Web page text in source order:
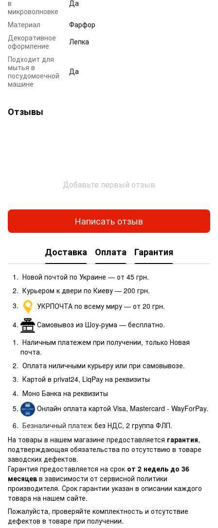
в
микроволновке
Да
Материал
Фарфор
Декоративное
оформление
Лепка
Подходит для
мытья в
посудомоечной
машине
Да
Отзывы
Добавьте первый отзыв
Написать отзыв
Доставка Оплата Гарантия
Новой почтой по Украине — от 45 грн.
Курьером к двери по Киеву — 200 грн.
УКРПОЧТА по всему миру — от 20 грн.
Самовывоз из Шоу-рума — бесплатно.
Наличным платежем при получении, только Новая
почта.
Оплата ниличными курьеру или при самовывозе.
Картой в privat24, LiqPay на реквизиты
Моно Банка на реквизиты
Онлайн оплата картой Visa, Mastercard - WayForPay.
Безналичный платеж без НДС, 2 группа ФЛП.
На товары в нашем магазине предоставляется гарантия,
подтверждающая обязательства по отсутствию в товаре
заводских дефектов.
Гарантия предоставляется на срок от 2 недель до 36
месяцев в зависимости от сервисной политики
производителя. Срок гарантии указан в описании каждого
товара на нашем сайте.
Пожалуйста, проверяйте комплектность и отсутствие
дефектов в товаре при получении.